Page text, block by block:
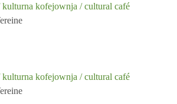
kofejownja / cultural café
kofejownja / cultural café